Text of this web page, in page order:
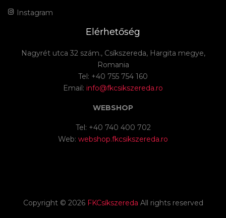
Instagram
Elérhetőség
Nagyrét utca 32 szám., Csíkszereda, Hargita megye,
Romania
Tel: +40 755 754 160
Email: info@fkcsikszereda.ro
WEBSHOP
Tel: +40 740 400 702
Web: webshop.fkcsikszereda.ro
Copyright © 2026 FKCsíkszereda All rights reserved